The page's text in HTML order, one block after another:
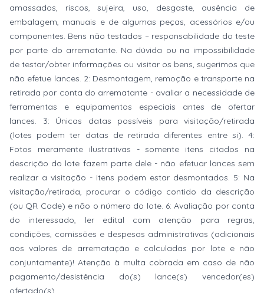
amassados, riscos, sujeira, uso, desgaste, ausência de
embalagem, manuais e de algumas peças, acessórios e/ou
componentes. Bens não testados – responsabilidade do teste
por parte do arrematante. Na dúvida ou na impossibilidade
de testar/obter informações ou visitar os bens, sugerimos que
não efetue lances. 2: Desmontagem, remoção e transporte na
retirada por conta do arrematante - avaliar a necessidade de
ferramentas e equipamentos especiais antes de ofertar
lances. 3: Únicas datas possíveis para visitação/retirada
(lotes podem ter datas de retirada diferentes entre si). 4:
Fotos meramente ilustrativas - somente itens citados na
descrição do lote fazem parte dele - não efetuar lances sem
realizar a visitação - itens podem estar desmontados. 5: Na
visitação/retirada, procurar o código contido da descrição
(ou QR Code) e não o número do lote. 6: Avaliação por conta
do interessado, ler edital com atenção para regras,
condições, comissões e despesas administrativas (adicionais
aos valores de arrematação e calculadas por lote e não
conjuntamente)! Atenção à multa cobrada em caso de não
pagamento/desistência do(s) lance(s) vencedor(es)
ofertado(s).